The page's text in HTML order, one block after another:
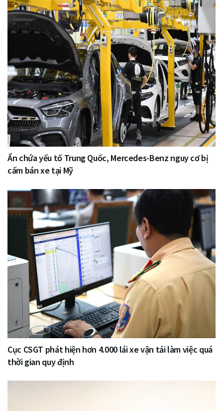
Ẩn chứa yếu tố Trung Quốc, Mercedes-Benz nguy cơ bị
cấm bán xe tại Mỹ
Cục CSGT phát hiện hơn 4.000 lái xe vận tải làm việc quá
thời gian quy định